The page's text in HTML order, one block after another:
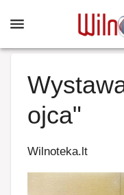
ojca"
Wilnoteka.lt